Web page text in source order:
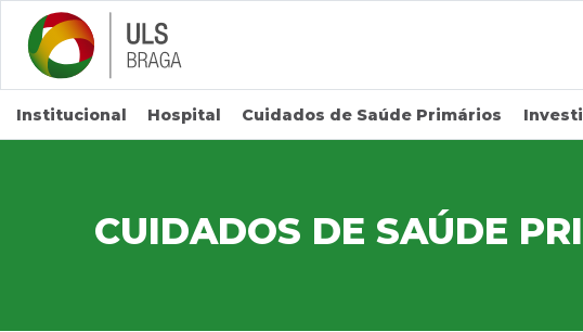
Saltar para conteúdo principal
Institucional Hospital Cuidados de Saúde Primários
CUIDADOS DE SAÚDE